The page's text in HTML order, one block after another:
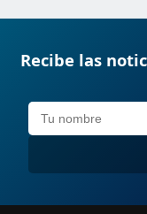
Recibe las